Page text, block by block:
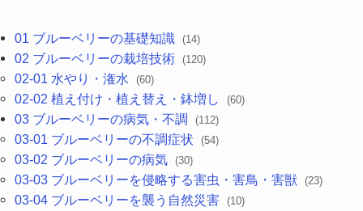
01 ブルーベリーの基礎知識 (14)
02 ブルーベリーの栽培技術 (120)
02-01 水やり・潅水 (60)
02-02 植え付け・植え替え・鉢増し (60)
03 ブルーベリーの病気・不調 (112)
03-01 ブルーベリーの不調症状 (54)
03-02 ブルーベリーの病気 (30)
03-03 ブルーベリーを侵略する害虫・害鳥・害獣 (23)
03-04 ブルーベリーを襲う自然災害 (10)